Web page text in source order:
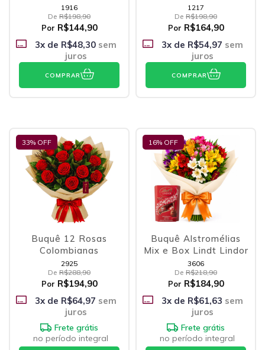
1916
De R$198,90
Por R$144,90
3x de R$48,30 sem
juros
COMPRAR
1217
De R$198,90
Por R$164,90
3x de R$54,97 sem
juros
COMPRAR
33% OFF
Buquê 12 Rosas
Colombianas
2925
De R$288,90
Por R$194,90
3x de R$64,97 sem
juros
Frete grátis
no período integral
16% OFF
Buquê Alstromélias
Mix e Box Lindt Lindor
3606
De R$218,90
Por R$184,90
3x de R$61,63 sem
juros
Frete grátis
no período integral